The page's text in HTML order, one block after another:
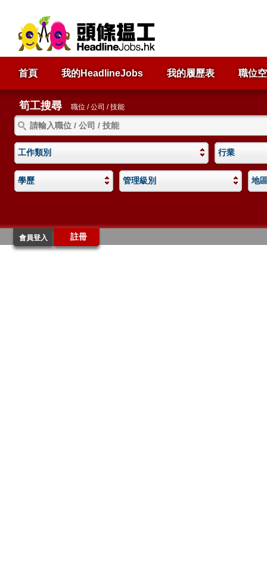
首頁 我的HeadlineJobs 我的履歷表 職位
筍工搜尋 職位 / 公司 / 技能
工作類別 行業
學歷 管理級別 地
會員登入 註冊